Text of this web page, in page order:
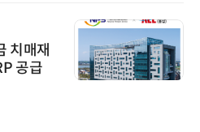
치매재
공급